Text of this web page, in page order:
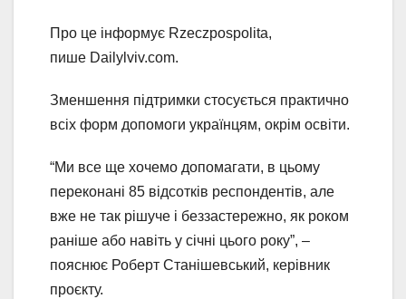
Про це інформує Rzeczpospolita,
пише Dailylviv.com.
Зменшення підтримки стосується практично
всіх форм допомоги українцям, окрім освіти.
“Ми все ще хочемо допомагати, в цьому
переконані 85 відсотків респондентів, але
вже не так рішуче і беззастережно, як роком
раніше або навіть у січні цього року”, –
пояснює Роберт Станішевський, керівник
проєкту.